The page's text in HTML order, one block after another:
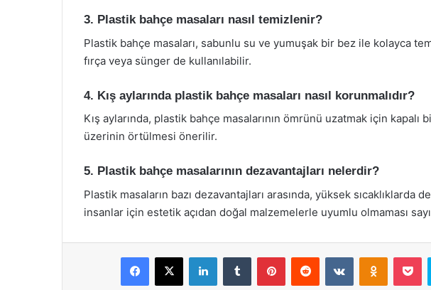
3. Plastik bahçe masaları nasıl temizlenir?
Plastik bahçe masaları, sabunlu su ve yumuşak bir bez ile kolayca
fırça veya sünger de kullanılabilir.
4. Kış aylarında plastik bahçe masaları nasıl korunmalıdır?
Kış aylarında, plastik bahçe masalarının ömrünü uzatmak için kapalı
üzerinin örtülmesi önerilir.
5. Plastik bahçe masalarının dezavantajları nelerdir?
Plastik masaların bazı dezavantajları arasında, yüksek sıcaklıklarda
insanlar için estetik açıdan doğal malzemelerle uyumlu olmaması
Facebook
X LinkedInTumblr PinterestReddit VKontakte